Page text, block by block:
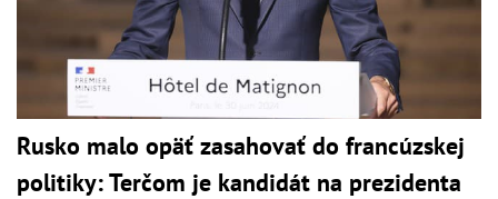
Rusko malo opäť zasahovať do francúzskej
politiky: Terčom je kandidát na prezidenta